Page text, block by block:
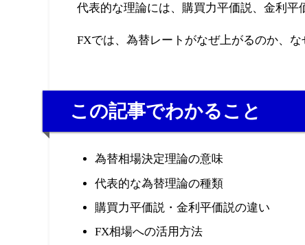
代表的な理論には、購買力平価説、金利平
FXでは、為替レートがなぜ上がるのか、
この記事でわかること
為替相場決定理論の意味
代表的な為替理論の種類
購買力平価説・金利平価説の違い
FX相場への活用方法